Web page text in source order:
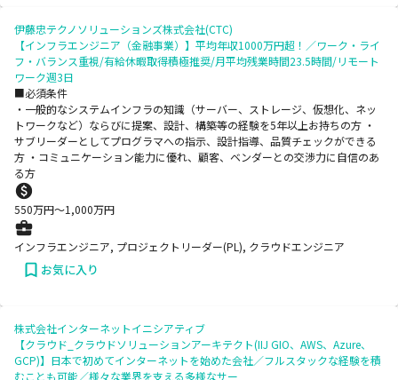
伊藤忠テクノソリューションズ株式会社(CTC)
【インフラエンジニア（金融事業）】平均年収1000万円超！／ワーク・ライ
フ・バランス重視/有給休暇取得積極推奨/月平均残業時間23.5時間/リモート
ワーク週3日
■必須条件
・一般的なシステムインフラの知識（サーバー、ストレージ、仮想化、ネッ
トワークなど）ならびに提案、設計、構築等の経験を5年以上お持ちの方 ・
サブリーダーとしてプログラマへの指示、設計指導、品質チェックができる
方 ・コミュニケーション能力に優れ、顧客、ベンダーとの交渉力に自信のあ
る方
550万円〜1,000万円
インフラエンジニア, プロジェクトリーダー(PL), クラウドエンジニア
お気に入り
株式会社インターネットイニシアティブ
【クラウド_クラウドソリューションアーキテクト(IIJ GIO、AWS、Azure、
GCP)】日本で初めてインターネットを始めた会社／フルスタックな経験を積
むことも可能／様々な業界を支える多様なサー